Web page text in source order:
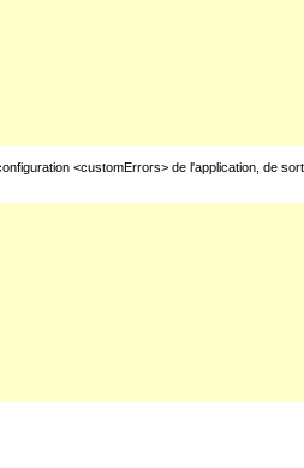
<customErrors> de l'application, de